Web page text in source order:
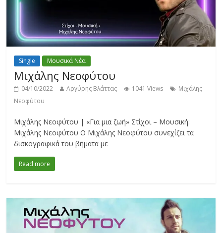
Single Μουσικά Νέα
Μιχάλης Νεοφύτου
04/10/2022 Αργύρης Βλάττας 1041 Views
Μιχάλης
Νεοφύτου
Μιχάλης Νεοφύτου | «Για μια ζωή» Στίχοι – Μουσική:
Μιχάλης Νεοφύτου Ο Μιχάλης Νεοφύτου συνεχίζει τα
δισκογραφικά του βήματα με
Read more